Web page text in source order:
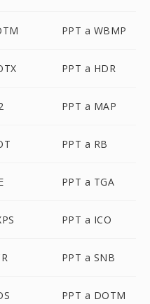
PPT a WBMP
PPT a HDR
PPT a MAP
PPT a RB
PPT a TGA
PPT a ICO
PPT a SNB
PPT a DOTM